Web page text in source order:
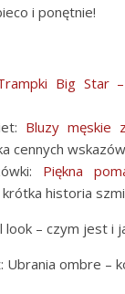
i ponętnie!
Big Star
Bluzy męskie
cennych
Piękna
krótka historia
look – czym jest i
ombre –